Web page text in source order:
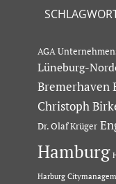
AGA
Lüneburg-
Bremerhaven
Christoph
Dr. Olaf Krüger
Hamburg
Harburg